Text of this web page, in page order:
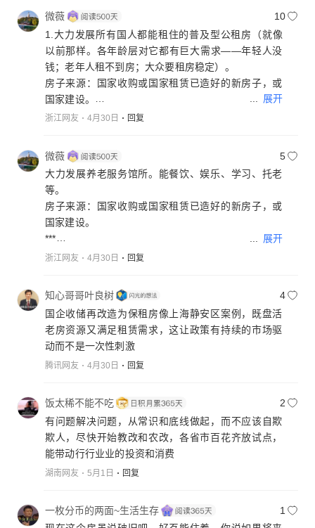
微薇
10
1.大力发展所有国人都能租住的普及型公租房（就像
以前那样。各年龄层对它都有巨大需求——年轻人没
钱；老年人租不到房；大众要租房稳定）。
房子来源：国家收购或国家租赁已造好的新房子，或
国家建设。
***
岗位！能逆转中国异常严峻的人口形势（因为工作、
巢）！能带来建设发展的韧性（安顿好年轻人、老年
人）！
***
岗位多了，钱包鼓了，消费等问题将迎刃而解！
... 展开
浙江网友 4月30日 回复
微薇
5
大力发展养老服务馆所。能餐饮、娱乐、学习、托老
等。
房子来源：国家收购或国家租赁已造好的新房子，或
国家建设。
***
此项能带来众多产业的热火朝天！能创造无数的就业
岗位多了，钱包鼓了，消费等问题将迎刃而解！
展开
浙江网友 4月30日 回复
知心哥哥叶良树
4
国企收储再改造为保租房像上海静安区案例，既盘活
老房资源又满足租赁需求，这让政策有持续的市场驱
动而不是一次性刺激
腾讯网友 4月30日 回复
饭太稀不能不吃
2
有问题解决问题，从常识和底线做起，而不应该自欺
欺人，尽快开始教改和农改，各省市百花齐放试点，
能带动行行业业的投资和消费
湖南网友 5月1日 回复
一枚分币的两面~生活生存
1